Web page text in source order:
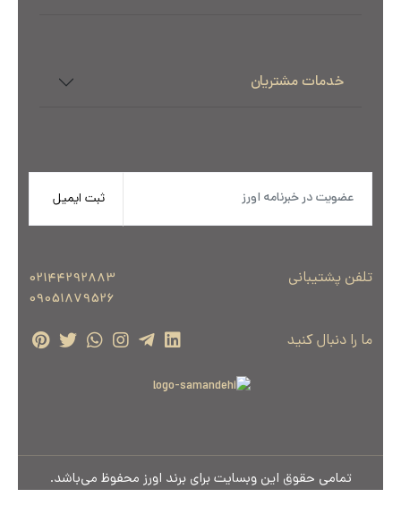
خدمات مشتریان
ثبت ایمیل
تلفن پشتیبانی
02144292883
09051879526
ما را دنبال کنید
تمامی حقوق این وبسایت برای برند اورز محفوظ می‌باشد.